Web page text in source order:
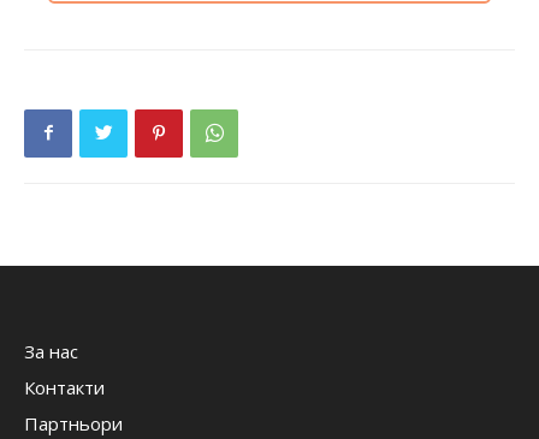
За нас
Контакти
Партньори